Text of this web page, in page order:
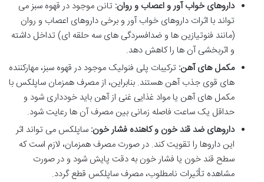
داروهای خواب آور و اعصاب و روان: تانن موجود در قهوه سبز می
تواند با اثرات داروهای خواب آور و برخی داروهای اعصاب و روان
(مانند فنوتیازین ها و ضدافسردگی های سه حلقه ای) تداخل داشته
و اثربخشی آن ها را کاهش دهد.
مکمل های آهن: ترکیبات پلی فنولیک موجود در قهوه سبز، مهارکننده
های قوی جذب آهن هستند. بنابراین، از مصرف همزمان ساپلکس با
مکمل های آهن یا مواد غذایی غنی از آهن باید خودداری شود و
حداقل یک ساعت فاصله زمانی بین مصرف آن ها رعایت شود.
داروهای ضد قند خون و کاهنده فشار خون: ساپلکس می تواند اثر
این داروها را تقویت کند. در صورت مصرف همزمان، لازم است که
سطح قند خون یا فشار خون به دقت پایش شود و در صورت
مشاهده تأثیرات نامطلوب، مصرف ساپلکس قطع گردد.